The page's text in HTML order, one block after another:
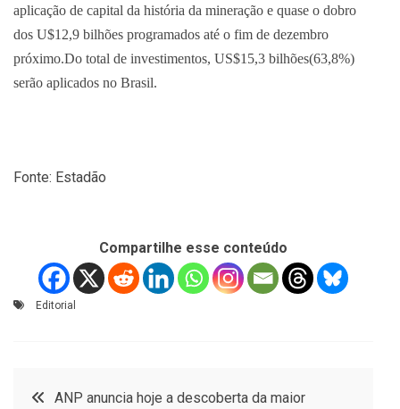
aplicação de capital da história da mineração e quase o dobro
dos U$12,9 bilhões programados até o fim de dezembro
próximo.Do total de investimentos, US$15,3 bilhões(63,8%)
serão aplicados no Brasil.
Fonte: Estadão
Compartilhe esse conteúdo
Editorial
Navegação
ANP anuncia hoje a descoberta da maior